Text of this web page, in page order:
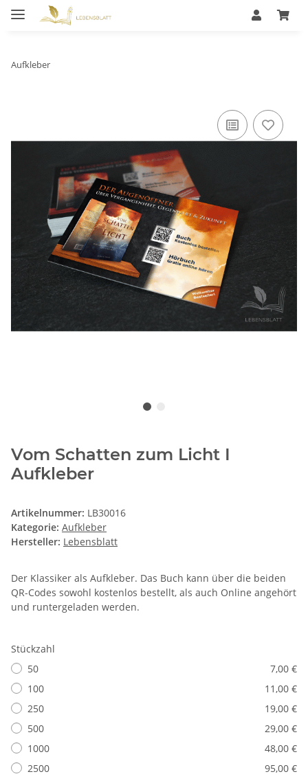
Aufkleber
Vom Schatten zum Licht I
Aufkleber
Artikelnummer: LB30016
Kategorie: Aufkleber
Hersteller: Lebensblatt
Der Klassiker als Aufkleber. Das Buch kann über die beiden
QR-Codes sowohl kostenlos bestellt, als auch Online angehört
und runtergeladen werden.
Stückzahl
50
7,00 €
100
11,00 €
250
19,00 €
500
29,00 €
1000
48,00 €
2500
95,00 €